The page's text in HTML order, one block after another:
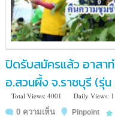
ปิดรับสมัครแล้ว อาสา
อ.สวนผึ้ง จ.ราชบุรี (รุ่
Total Views: 4001
Daily Views: 1
0 ความเห็น
Pinpoint